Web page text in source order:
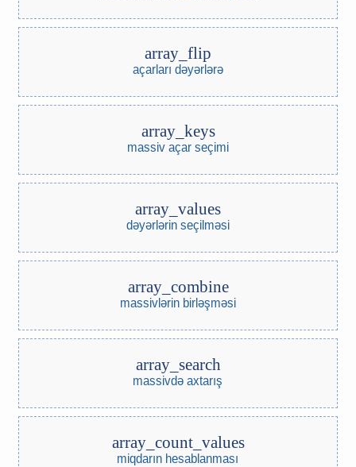
array_flip
açarları dəyərlərə
array_keys
massiv açar seçimi
array_values
dəyərlərin seçilməsi
array_combine
massivlərin birləşməsi
array_search
massivdə axtarış
array_count_values
miqdarın hesablanması